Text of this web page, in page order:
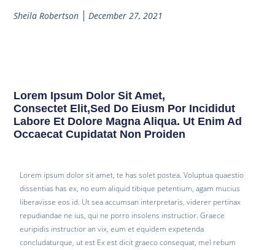
Sheila Robertson December 27, 2021
Lorem Ipsum Dolor Sit Amet,
Consectet Elit,sed Do Eiusm Por Incididut
Labore Et Dolore Magna Aliqua. Ut Enim Ad
Occaecat Cupidatat Non Proiden
Lorem ipsum dolor sit amet, te has solet postea. Voluptua quaestio
dissentias has ex, no eum aliquid tibique petentium, agam mucius
liberavisse eos id. Ut sea accumsan interpretaris, viderer pertinax
repudiandae ne ius, qui ne porro insolens instructior. Graece
euripidis instructior an vix, eum et equidem expetenda
concludaturque, ut est Ex est dicit graeco consequat, mel rebum